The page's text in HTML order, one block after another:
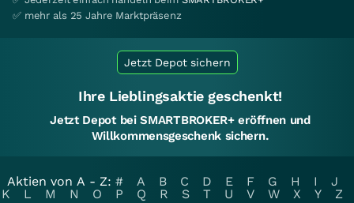
✅ mehr als 25 Jahre Marktpräsenz
Jetzt Depot sichern
Ihre Lieblingsaktie geschenkt!
Jetzt Depot bei SMARTBROKER+ eröffnen und
Willkommensgeschenk sichern.
Aktien von A - Z: # A B C D E F G H I
J
K
L M N O P Q R S T U V W X Y
Z